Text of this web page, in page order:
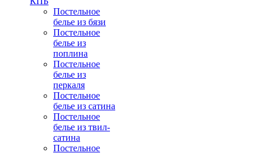
Постельное
белье из бязи
Постельное
белье из
поплина
Постельное
белье из
перкаля
Постельное
белье из сатина
Постельное
белье из твил-
сатина
Постельное